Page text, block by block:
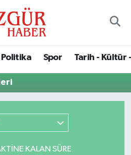
Politika Spor Tarih - Kültür
KALAN SÜRE